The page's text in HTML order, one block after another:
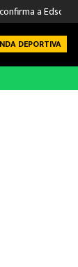
a Edson
FUTBOL
DEPORTIVA